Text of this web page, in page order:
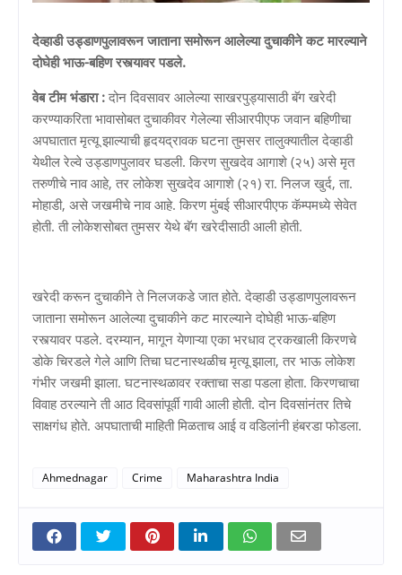
देव्हाडी उड्डाणपुलावरून जाताना समोरून आलेल्या दुचाकीने कट मारल्याने
दोघेही भाऊ-बहिण रस्त्यावर पडले.
वेब टीम भंडारा : दोन दिवसावर आलेल्या साखरपुड्यासाठी बॅग खरेदी
करण्याकरिता भावासोबत दुचाकीवर गेलेल्या सीआरपीएफ जवान बहिणीचा
अपघातात मृत्यू झाल्याची हृदयद्रावक घटना तुमसर तालुक्यातील देव्हाडी
येथील रेल्वे उड्डाणपुलावर घडली. किरण सुखदेव आगाशे (२५) असे मृत
तरुणीचे नाव आहे, तर लोकेश सुखदेव आगाशे (२१) रा. निलज खुर्द, ता.
मोहाडी, असे जखमीचे नाव आहे. किरण मुंबई सीआरपीएफ कॅम्पमध्ये सेवेत
होती. ती लोकेशसोबत तुमसर येथे बॅग खरेदीसाठी आली होती.
खरेदी करून दुचाकीने ते निलजकडे जात होते. देव्हाडी उड्डाणपुलावरून
जाताना समोरून आलेल्या दुचाकीने कट मारल्याने दोघेही भाऊ-बहिण
रस्त्यावर पडले. दरम्यान, मागून येणाऱ्या एका भरधाव ट्रकखाली किरणचे
डोके चिरडले गेले आणि तिचा घटनास्थळीच मृत्यू झाला, तर भाऊ लोकेश
गंभीर जखमी झाला. घटनास्थळावर रक्ताचा सडा पडला होता. किरणचाचा
विवाह ठरल्याने ती आठ दिवसांपूर्वी गावी आली होती. दोन दिवसांनंतर तिचे
साक्षगंध होते. अपघाताची माहिती मिळताच आई व वडिलांनी हंबरडा फोडला.
Ahmednagar Crime Maharashtra India